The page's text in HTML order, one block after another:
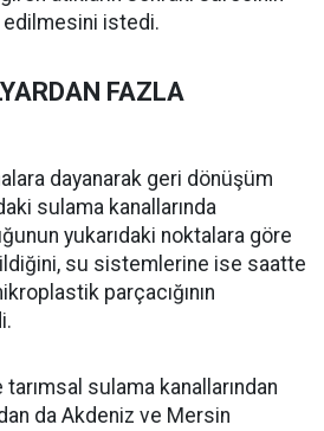
istedi.
FAZLA
dayanarak geri dönüşüm
sulama kanallarında
yukarıdaki noktalara göre
su sistemlerine ise saatte
parçacığının
sulama kanallarından
da Akdeniz ve Mersin